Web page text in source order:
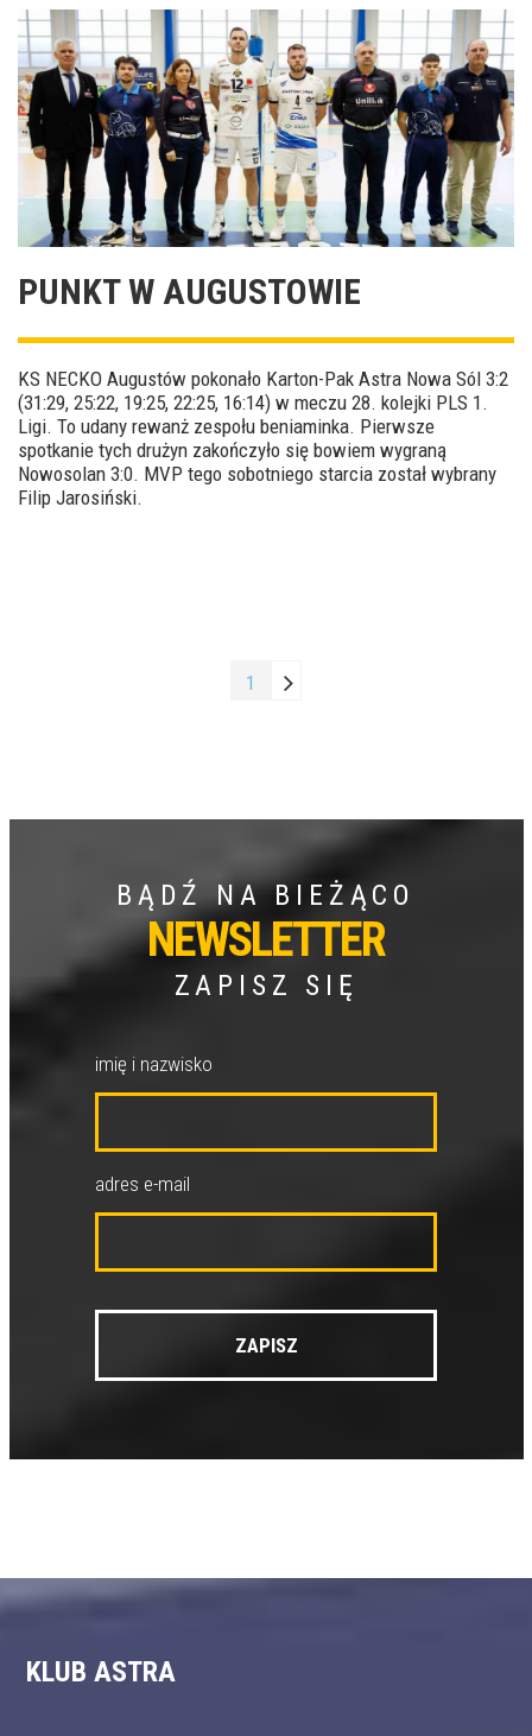
PUNKT W AUGUSTOWIE
KS NECKO Augustów pokonało Karton-Pak Astra Nowa Sól 3:2
(31:29, 25:22, 19:25, 22:25, 16:14) w meczu 28. kolejki PLS 1.
Ligi. To udany rewanż zespołu beniaminka. Pierwsze
spotkanie tych drużyn zakończyło się bowiem wygraną
Nowosolan 3:0. MVP tego sobotniego starcia został wybrany
Filip Jarosiński.
1
BĄDŹ NA BIEŻĄCO
NEWSLETTER
ZAPISZ SIĘ
imię i nazwisko
adres e-mail
KLUB ASTRA